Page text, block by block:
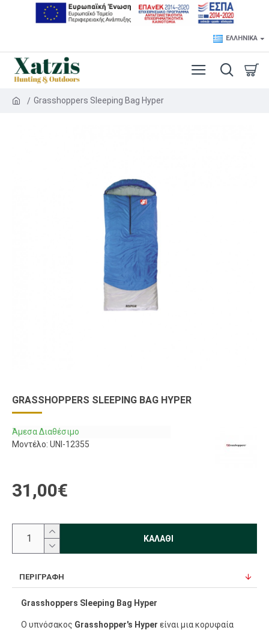
ΕΛΛΗΝΙΚΆ
Grasshoppers Sleeping Bag Hyper
GRASSHOPPERS SLEEPING BAG HYPER
Άμεσα Διαθέσιμο
Μοντέλο: UNI-12355
31,00€
ΚΑΛΆΘΙ
ΠΕΡΙΓΡΑΦΉ
Grasshoppers Sleeping Bag Hyper
Ο υπνόσακος Grasshopper's Hyper είναι μια κορυφαία